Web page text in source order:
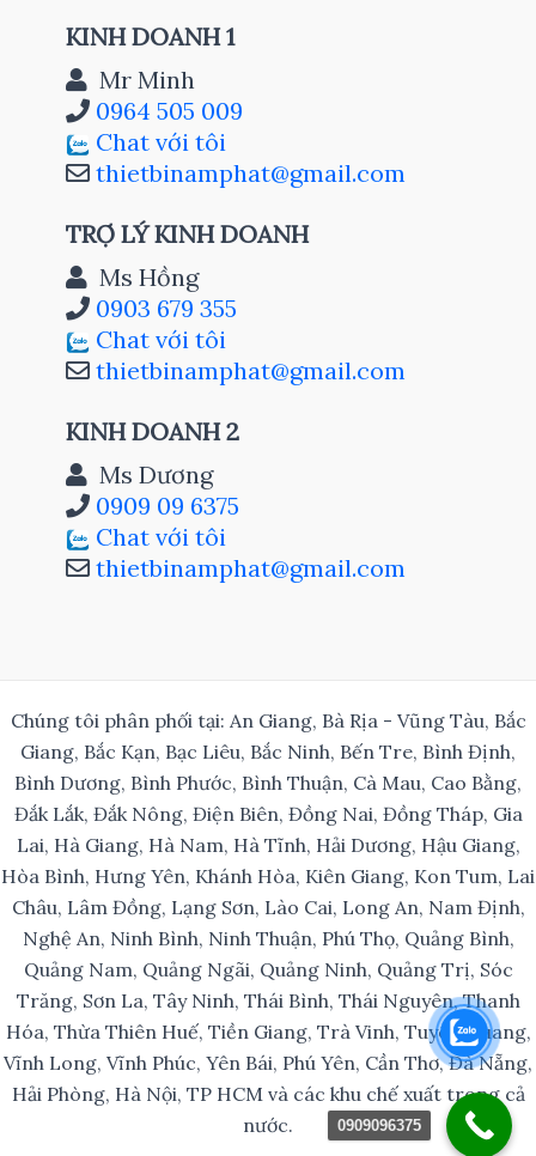
KINH DOANH 1
Mr Minh
0964 505 009
Chat với tôi
thietbinamphat@gmail.com
TRỢ LÝ KINH DOANH
Ms Hồng
0903 679 355
Chat với tôi
thietbinamphat@gmail.com
KINH DOANH 2
Ms Dương
0909 09 6375
Chat với tôi
thietbinamphat@gmail.com
Chúng tôi phân phối tại: An Giang, Bà Rịa - Vũng Tàu, Bắc
Giang, Bắc Kạn, Bạc Liêu, Bắc Ninh, Bến Tre, Bình Định,
Bình Dương, Bình Phước, Bình Thuận, Cà Mau, Cao Bằng,
Đắk Lắk, Đắk Nông, Điện Biên, Đồng Nai, Đồng Tháp, Gia
Lai, Hà Giang, Hà Nam, Hà Tĩnh, Hải Dương, Hậu Giang,
Hòa Bình, Hưng Yên, Khánh Hòa, Kiên Giang, Kon Tum, Lai
Châu, Lâm Đồng, Lạng Sơn, Lào Cai, Long An, Nam Định,
Nghệ An, Ninh Bình, Ninh Thuận, Phú Thọ, Quảng Bình,
Quảng Nam, Quảng Ngãi, Quảng Ninh, Quảng Trị, Sóc
Trăng, Sơn La, Tây Ninh, Thái Bình, Thái Nguyên, Thanh
Hóa, Thừa Thiên Huế, Tiền Giang, Trà Vinh, Tuyên Quang,
Vĩnh Long, Vĩnh Phúc, Yên Bái, Phú Yên, Cần Thơ, Đà Nẵng,
Hải Phòng, Hà Nội, TP HCM và các khu chế xuất trong cả
nước.
0909096375